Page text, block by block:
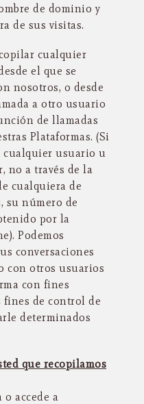
de dominio y
de sus visitas.
cualquier
el que se
nosotros, o desde
a otro usuario
de llamadas
Plataformas. (Si
cualquier usuario u
no a través de la
cualquiera de
su número de
por la
Podemos
conversaciones
con otros usuarios
con fines
de control de
determinados
que recopilamos
accede a